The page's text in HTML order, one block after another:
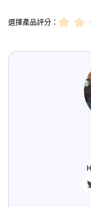
選擇產品評分：